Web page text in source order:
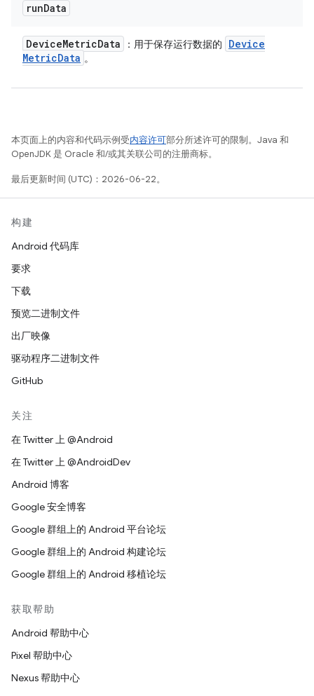
runData
DeviceMetricData ：用于保存运行数据的
Device
MetricData 。
本页面上的内容和代码示例受内容许可部分所述许可的限制。Java 和
OpenJDK 是 Oracle 和/或其关联公司的注册商标。
最后更新时间 (UTC)：2026-06-22。
构建
Android 代码库
要求
下载
预览二进制文件
出厂映像
驱动程序二进制文件
GitHub
关注
在 Twitter 上 @Android
在 Twitter 上 @AndroidDev
Android 博客
Google 安全博客
Google 群组上的 Android 平台论坛
Google 群组上的 Android 构建论坛
Google 群组上的 Android 移植论坛
获取帮助
Android 帮助中心
Pixel 帮助中心
Nexus 帮助中心